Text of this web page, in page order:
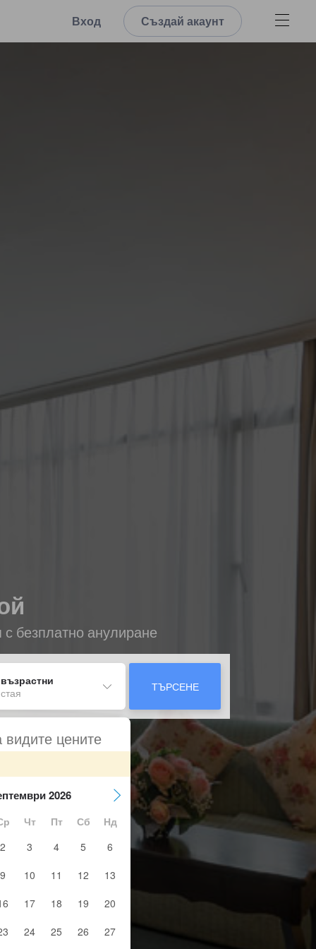
Вход Създай акаунт
безплатно анулиране
ТЪРСЕНЕ
цените
2026
Чт Пт Сб
Нд
2
3 4 5
6
9
10 11 12
13
17 18 19
20
24 25 26 27